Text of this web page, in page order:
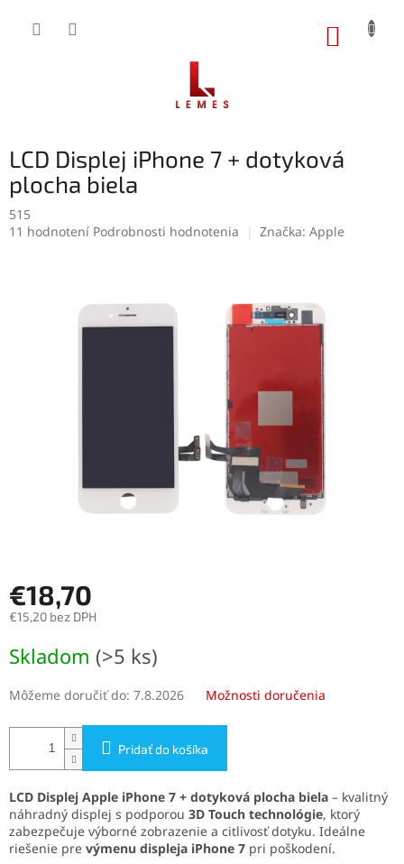
LCD Displej iPhone 7 + dotyková
plocha biela
515
Priemerné
11 hodnotení Podrobnosti hodnotenia Značka: Apple
€18,70
€15,20 bez DPH
cena:
Skladom (>5 ks)
Môžeme doručiť do: 7.8.2026 Možnosti doručenia
Pridať do košíka
LCD Displej Apple iPhone 7 + dotyková plocha biela – kvalitný
náhradný displej s podporou 3D Touch technológie, ktorý
zabezpečuje výborné zobrazenie a citlivosť dotyku. Ideálne
riešenie pre výmenu displeja iPhone 7 pri poškodení.